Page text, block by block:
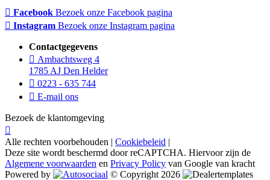
Facebook Bezoek onze Facebook pagina
Instagram Bezoek onze Instagram pagina
Contactgegevens
Ambachtsweg 4
1785 AJ Den Helder
0223 - 635 744
E-mail ons
Bezoek de klantomgeving
Alle rechten voorbehouden | Cookiebeleid |
Deze site wordt beschermd door reCAPTCHA. Hiervoor zijn de
Algemene voorwaarden en Privacy Policy van Google van kracht
Powered by
© Copyright 2026